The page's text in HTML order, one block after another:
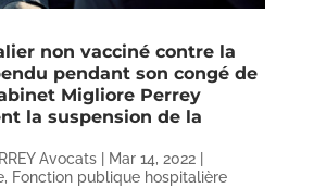
non vacciné contre la
pendant son congé de
Migliore Perrey
la suspension de la
Avocats| Mar 14, 2022|
, Fonction publique hospitalière